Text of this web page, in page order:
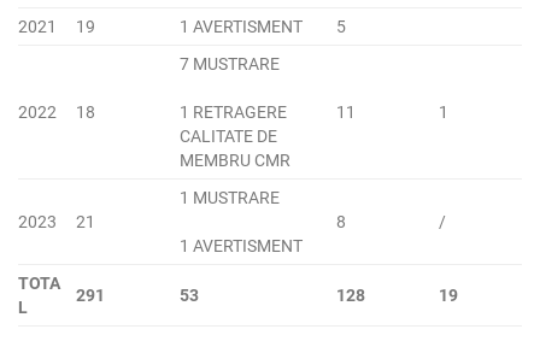
2021
19 1 AVERTISMENT 5
2022 18
7 MUSTRARE
1 RETRAGERE
CALITATE DE
MEMBRU CMR
11 1
2023 21
1 MUSTRARE
1 AVERTISMENT
8 /
TOTA
L
291 53 128 19